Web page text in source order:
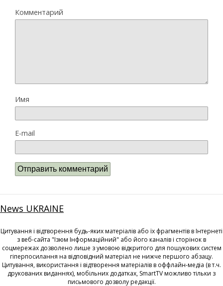
Комментарий
Имя
E-mail
News UKRAINE
Цитування і відтворення будь-яких матеріалів або їх фрагментів в Інтернеті
з веб-сайта "Ізюм Інформаційний" або його каналів і сторінок в
соцмережах дозволено лише з умовою відкритого для пошукових систем
гіперпосилання на відповідний матеріал не нижче першого абзацу.
Цитування, використання і відтворення матеріалів в оффлайн-медіа (в т.ч.
друкованих виданнях), мобільних додатках, SmartTV можливо тільки з
письмового дозволу редакції.